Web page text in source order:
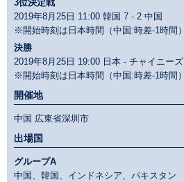
3位決定戦
2019年8月25日 11:00 韓国 7 - 2 中国
※開始時刻は日本時間（中国:時差-1時間）
決勝
2019年8月25日 19:00 日本 - チャイニー
※開始時刻は日本時間（中国:時差-1時間）
開催地
中国 広東省深圳市
出場国
グループA
中国、韓国、インドネシア、パキスタン